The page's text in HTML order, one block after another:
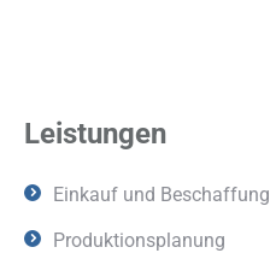
Leistungen
Einkauf und Beschaffung
Produktionsplanung